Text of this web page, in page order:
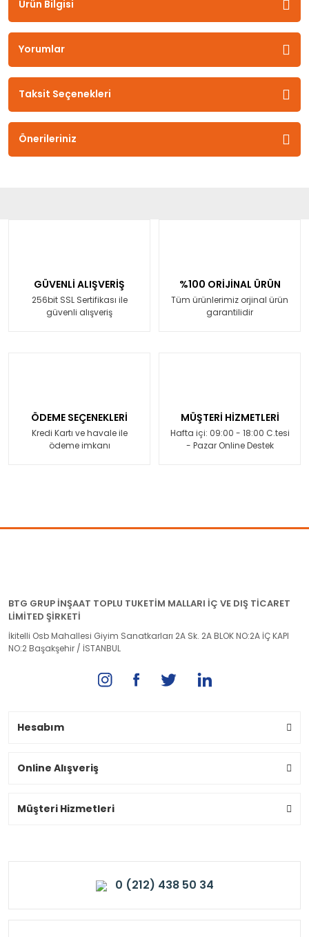
Ürün Bilgisi
Yorumlar
Taksit Seçenekleri
Önerileriniz
GÜVENLİ ALIŞVERİŞ
256bit SSL Sertifikası ile
güvenli alışveriş
%100 ORİJİNAL ÜRÜN
Tüm ürünlerimiz orjinal ürün
garantilidir
ÖDEME SEÇENEKLERİ
Kredi Kartı ve havale ile
ödeme imkanı
MÜŞTERİ HİZMETLERİ
Hafta içi: 09:00 - 18:00 C.tesi
- Pazar Online Destek
BTG GRUP İNŞAAT TOPLU TUKETİM MALLARI İÇ VE DIŞ TİCARET
LİMİTED ŞİRKETİ
İkitelli Osb Mahallesi Giyim Sanatkarları 2A Sk. 2A BLOK NO:2A İÇ KAPI
NO:2 Başakşehir / İSTANBUL
Hesabım
Online Alışveriş
Müşteri Hizmetleri
0 (212) 438 50 34